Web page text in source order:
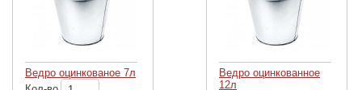
Ведро оцинкованое 7л
Ведро оцинкованное
12л